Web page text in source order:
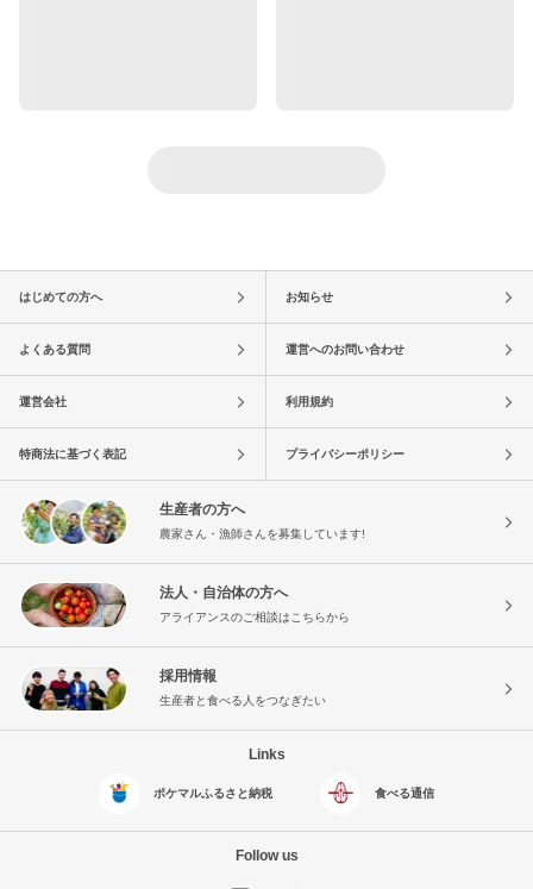
はじめての方へ お知らせ
よくある質問 運営へのお問い合わせ
運営会社 利用規約
特商法に基づく表記 プライバシーポリシー
生産者の方へ
農家さん・漁師さんを募集しています!
法人・自治体の方へ
アライアンスのご相談はこちらから
採用情報
生産者と食べる人をつなぎたい
Links
ポケマルふるさと納税 食べる通信
Follow us